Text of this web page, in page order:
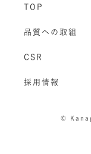
TOP
品質への取組
CSR
採用情報
©️